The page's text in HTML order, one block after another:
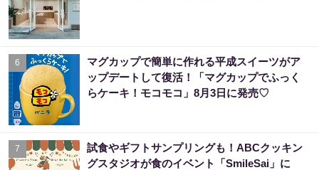
6
マグカップで簡単に作れる平成スイーツがア
ップデートして復活！「マグカップでふっく
らケーキ！モコモコ」8月3日に発売♡
7
試食やギフトサンプリングも！ABCクッキン
グスタジオが食のイベント「SmileSai」に